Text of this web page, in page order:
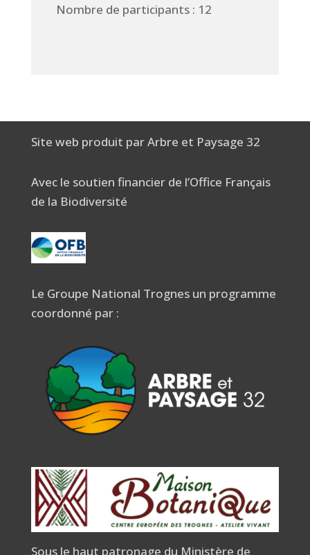
Nombre de participants : 12
Site web produit par Arbre et Paysage 32
Avec le soutien financier de l’Office Français
de la Biodiversité
Le Groupe National Trognes un programme
coordonné par :
Sous le haut patronage du Ministère de